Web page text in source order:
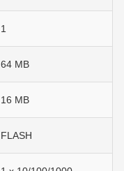
1
64 МB
16 МB
FLASH